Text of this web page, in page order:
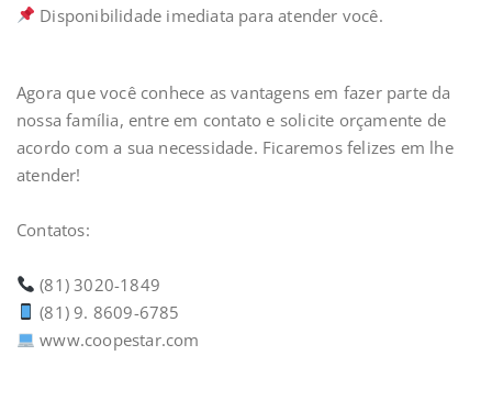
Disponibilidade imediata para atender você. ⁣⁣
Agora que você conhece as vantagens em fazer parte da
nossa família, entre em contato e solicite orçamente de
acordo com a sua necessidade. Ficaremos felizes em lhe
atender!⁣⁣
Contatos:⁣⁣
(81) 3020-1849⁣⁣
(81) 9. 8609-6785⁣
www.coopestar.com ⁣